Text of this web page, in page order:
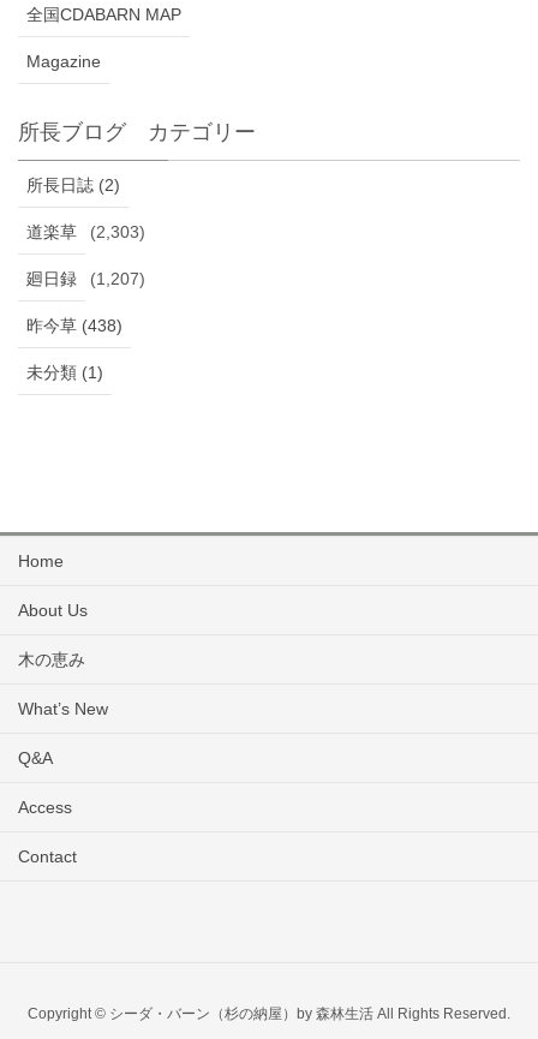
全国CDABARN MAP
Magazine
所長ブログ カテゴリー
所長日誌 (2)
道楽草 (2,303)
廻日録 (1,207)
昨今草 (438)
未分類 (1)
Home
About Us
木の恵み
What’s New
Q&A
Access
Contact
Copyright © シーダ・バーン（杉の納屋）by 森林生活 All Rights Reserved.